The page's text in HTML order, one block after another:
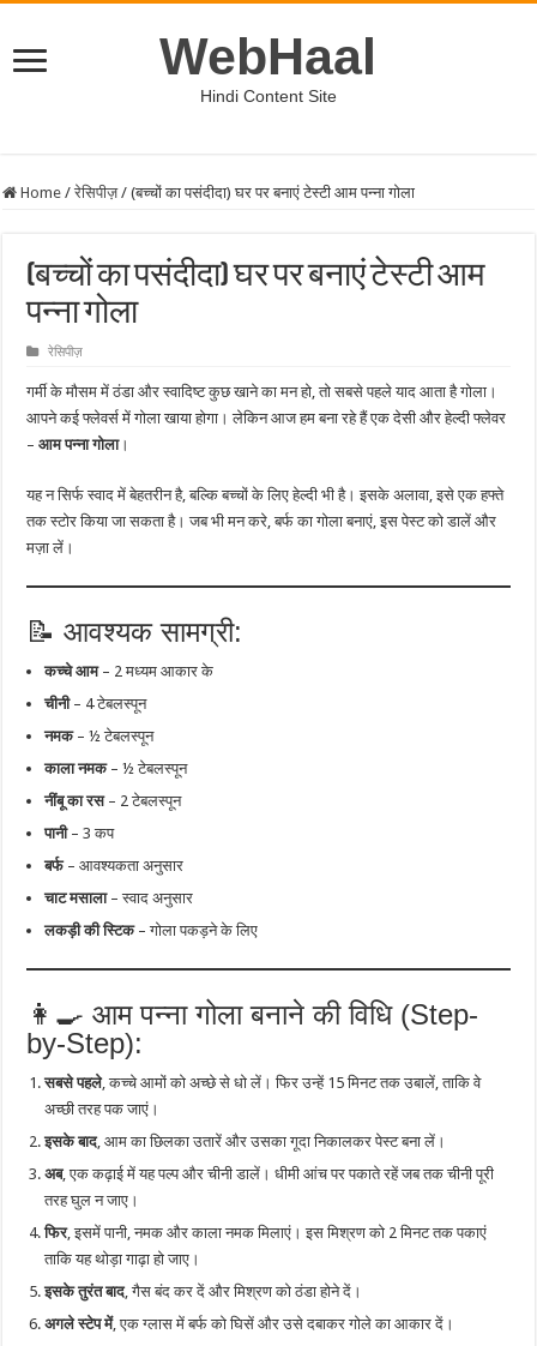
WebHaal
Hindi Content Site
Home / रेसिपीज़ / (बच्चों का पसंदीदा) घर पर बनाएं टेस्टी आम पन्ना गोला
(बच्चों का पसंदीदा) घर पर बनाएं टेस्टी आम
पन्ना गोला
रेसिपीज़
गर्मी के मौसम में ठंडा और स्वादिष्ट कुछ खाने का मन हो, तो सबसे पहले याद आता है गोला।
आपने कई फ्लेवर्स में गोला खाया होगा। लेकिन आज हम बना रहे हैं एक देसी और हेल्दी फ्लेवर
–आम पन्ना गोला।
यह न सिर्फ स्वाद में बेहतरीन है, बल्कि बच्चों के लिए हेल्दी भी है। इसके अलावा, इसे एक हफ्ते
तक स्टोर किया जा सकता है। जब भी मन करे, बर्फ का गोला बनाएं, इस पेस्ट को डालें और
मज़ा लें।
📝 आवश्यक सामग्री:
कच्चे आम– 2 मध्यम आकार के
चीनी– 4 टेबलस्पून
नमक– ½ टेबलस्पून
काला नमक– ½ टेबलस्पून
नींबू का रस– 2 टेबलस्पून
पानी– 3 कप
बर्फ– आवश्यकता अनुसार
चाट मसाला– स्वाद अनुसार
लकड़ी की स्टिक– गोला पकड़ने के लिए
👩‍🍳 आम पन्ना गोला बनाने की विधि (Step-
by-Step):
सबसे पहले, कच्चे आमों को अच्छे से धो लें। फिर उन्हें 15 मिनट तक उबालें, ताकि वे
अच्छी तरह पक जाएं।
इसके बाद, आम का छिलका उतारें और उसका गूदा निकालकर पेस्ट बना लें।
अब, एक कढ़ाई में यह पल्प और चीनी डालें। धीमी आंच पर पकाते रहें जब तक चीनी पूरी
तरह घुल न जाए।
फिर, इसमें पानी, नमक और काला नमक मिलाएं। इस मिश्रण को 2 मिनट तक पकाएं
ताकि यह थोड़ा गाढ़ा हो जाए।
इसके तुरंत बाद, गैस बंद कर दें और मिश्रण को ठंडा होने दें।
अगले स्टेप में, एक ग्लास में बर्फ को घिसें और उसे दबाकर गोले का आकार दें।